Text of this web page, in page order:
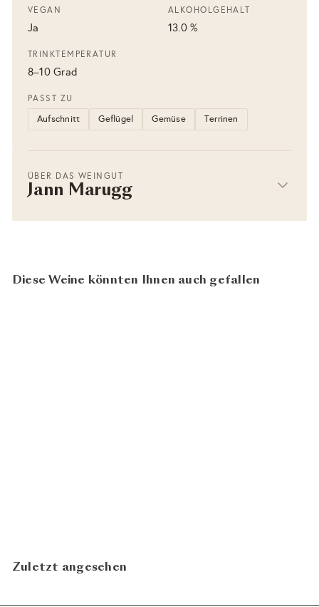
VEGAN
Ja
ALKOHOLGEHALT
13.0 %
TRINKTEMPERATUR
8–10 Grad
PASST ZU
Aufschnitt Geflügel Gemüse Terrinen
ÜBER DAS WEINGUT
Jann Marugg
Diese Weine könnten Ihnen auch gefallen
Zuletzt angesehen